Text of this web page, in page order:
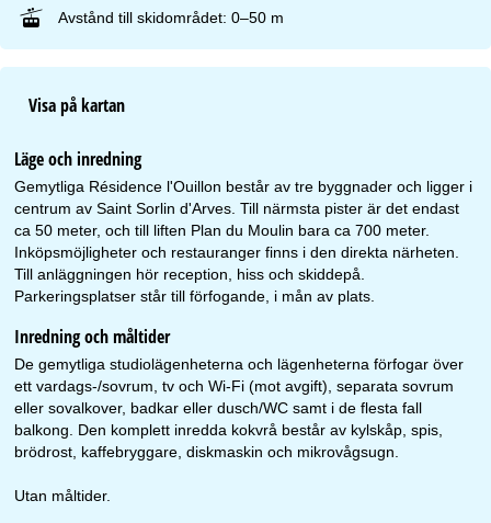
Avstånd till skidområdet: 0–50 m
Visa på kartan
Läge och inredning
Gemytliga Résidence l'Ouillon består av tre byggnader och ligger i
centrum av Saint Sorlin d'Arves. Till närmsta pister är det endast
ca 50 meter, och till liften Plan du Moulin bara ca 700 meter.
Inköpsmöjligheter och restauranger finns i den direkta närheten.
Till anläggningen hör reception, hiss och skiddepå.
Parkeringsplatser står till förfogande, i mån av plats.
Inredning och måltider
De gemytliga studiolägenheterna och lägenheterna förfogar över
ett vardags-/sovrum, tv och Wi-Fi (mot avgift), separata sovrum
eller sovalkover, badkar eller dusch/WC samt i de flesta fall
balkong. Den komplett inredda kokvrå består av kylskåp, spis,
brödrost, kaffebryggare, diskmaskin och mikrovågsugn.
Utan måltider.